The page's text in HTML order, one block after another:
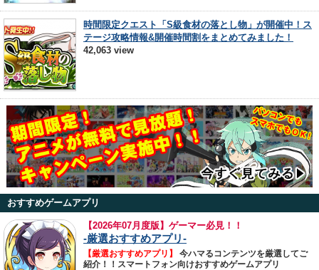
時間限定クエスト「S級食材の落とし物」が開催中！ス
テージ攻略情報&開催時間割をまとめてみました！
42,063 view
おすすめゲームアプリ
【2026年07月度版】ゲーマー必見！！
-厳選おすすめアプリ-
【厳選おすすめアプリ】
今ハマるコンテンツを厳選してご
紹介！！スマートフォン向けおすすめゲームアプリ